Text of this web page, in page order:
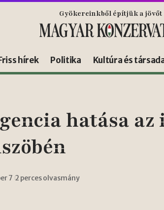
Gyökereinkből építjük a jövőt
hírek Politika Kultúra és
hatása az
7 2 perces olvasmány